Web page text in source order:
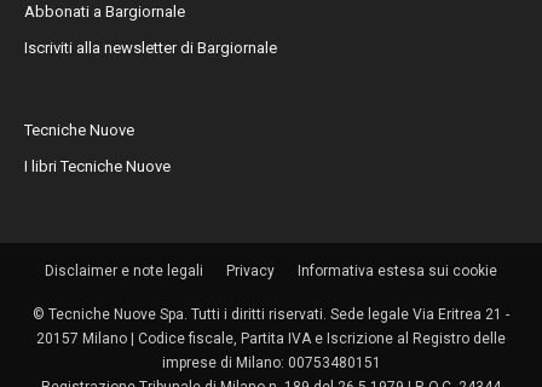
Abbonati a Bargiornale
Iscriviti alla newsletter di Bargiornale
Tecniche Nuove
I libri Tecniche Nuove
Disclaimer e note legali Privacy Informativa estesa sui cookie
© Tecniche Nuove Spa. Tutti i diritti riservati. Sede legale Via Eritrea 21 -
20157 Milano | Codice fiscale, Partita IVA e Iscrizione al Registro delle
imprese di Milano: 00753480151